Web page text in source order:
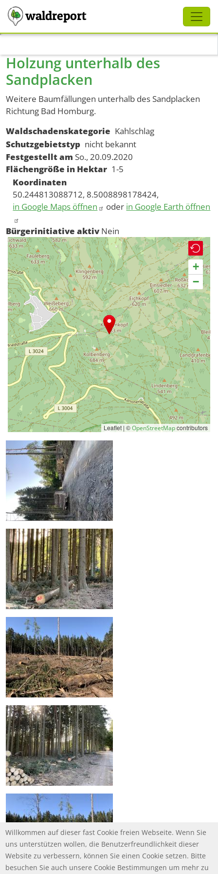
waldreport
Holzung unterhalb des
Sandplacken
Weitere Baumfällungen unterhalb des Sandplacken
Richtung Bad Homburg.
Waldschadenskategorie Kahlschlag
Schutzgebietstyp nicht bekannt
Festgestellt am So., 20.09.2020
Flächengröße in Hektar 1-5
Koordinaten
50.244813088712, 8.5008898178424,
in Google Maps öffnen
oder in Google Earth öffnen
Bürgerinitiative aktiv Nein
+
−
Leaflet | ©OpenStreetMapcontributors
Schliessen
Willkommen auf dieser fast Cookie freien Webseite. Wenn Sie
uns unterstützen wollen, die Benutzerfreundlichkeit dieser
Website zu verbessern, können Sie einen Cookie setzen. Bitte
besuchen Sie auch unsere Cookie Bestimmungen um mehr zu